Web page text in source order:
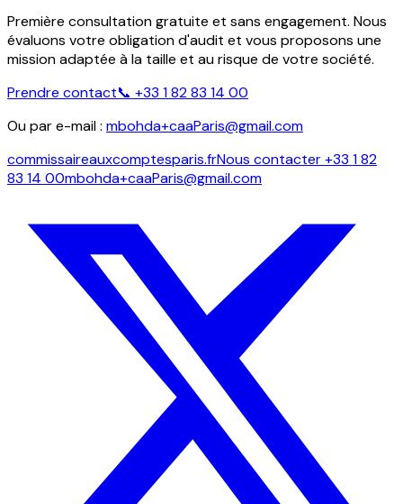
Première consultation gratuite et sans engagement. Nous
évaluons votre obligation d'audit et vous proposons une
mission adaptée à la taille et au risque de votre société.
Prendre contact📞 +33 1 82 83 14 00
Ou par e-mail : mbohda+caaParis@gmail.com
commissaireauxcomptesparis.frNous contacter+33 1 82
83 14 00mbohda+caaParis@gmail.com